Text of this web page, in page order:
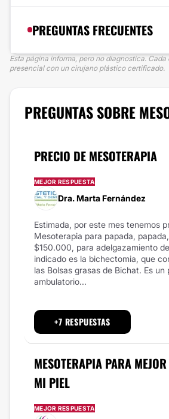
PREGUNTAS FRECUENTES
Esta página informa, pero no diagnostica.
presencial con un cirujano plástico certificado.
PREGUNTAS SOBRE
PRECIO DE MESOTERAPIA
MEJOR RESPUESTA
Dra. Marta Fernández
Estimada, por este mes tenemos
Mesoterapia para papada,
$150.000, para adelgazamiento
indicado es la bichectomia, que
las Bolsas grasas de Bichat. Es un
ambulatorio...
+7 RESPUESTAS
MESOTERAPIA PARA
MI PIEL
MEJOR RESPUESTA